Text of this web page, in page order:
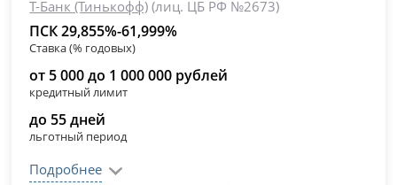
Т-Банк (Тинькофф) (лиц. ЦБ РФ №2673)
ПСК 29,855%-61,999%
Ставка (% годовых)
от 5 000 до 1 000 000 рублей
кредитный лимит
до 55 дней
льготный период
Подробнее